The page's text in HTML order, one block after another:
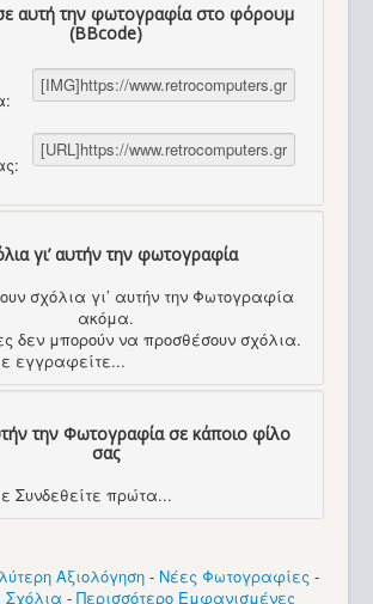
αυτή την φωτογραφία στο φόρουμ
(BBcode)
γι’ αυτήν την φωτογραφία
σχόλια γι’ αυτήν την Φωτογραφία
ακόμα.
δεν μπορούν να προσθέσουν σχόλια.
εγγραφείτε...
την Φωτογραφία σε κάποιο φίλο
σας
Συνδεθείτε πρώτα...
Αξιολόγηση - Νέες Φωτογραφίες -
Σχόλια - Περισσότερο Εμφανισμένες